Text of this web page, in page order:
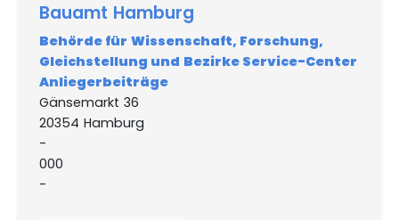
Bauamt Hamburg
Behörde für Wissenschaft, Forschung,
Gleichstellung und Bezirke Service-Center
Anliegerbeiträge
Gänsemarkt 36
20354 Hamburg
-
000
-